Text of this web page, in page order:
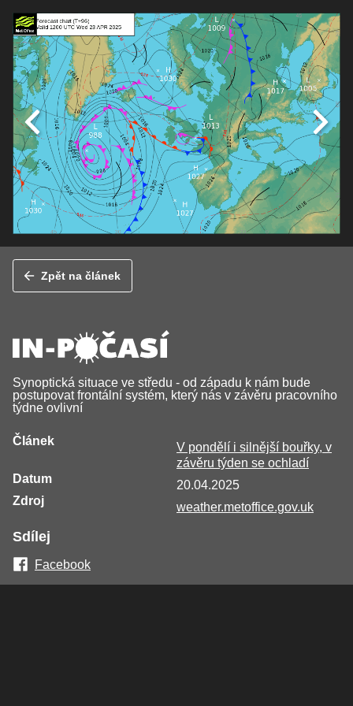
Zpět na článek
Synoptická situace ve středu - od západu k nám bude
postupovat frontální systém, který nás v závěru pracovního
týdne ovlivní
Článek
V pondělí i silnější bouřky, v
závěru týden se ochladí
Datum
20.04.2025
Zdroj
weather.metoffice.gov.uk
Sdílej
Facebook